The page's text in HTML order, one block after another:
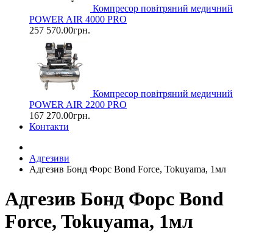
Компресор повітряний медичний
POWER AIR 4000 PRO
257 570.00грн.
Компресор повітряний медичний
POWER AIR 2200 PRO
167 270.00грн.
Контакти
Адгезиви
Адгезив Бонд Форс Bond Force, Tokuyama, 1мл
Адгезив Бонд Форс Bond
Force, Tokuyama, 1мл